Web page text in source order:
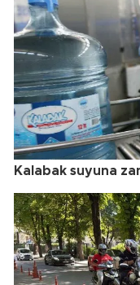
Kalabak suyuna